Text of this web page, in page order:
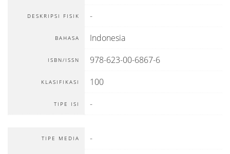
DESKRIPSI FISIK -
BAHASA Indonesia
ISBN/ISSN 978-623-00-6867-6
KLASIFIKASI 100
TIPE ISI -
TIPE MEDIA -